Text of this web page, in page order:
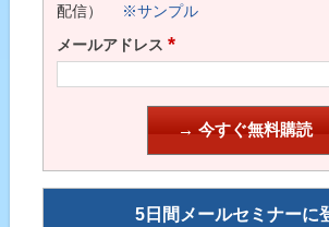
配信）
※サンプル
メールアドレス *
5日間メールセミナーに